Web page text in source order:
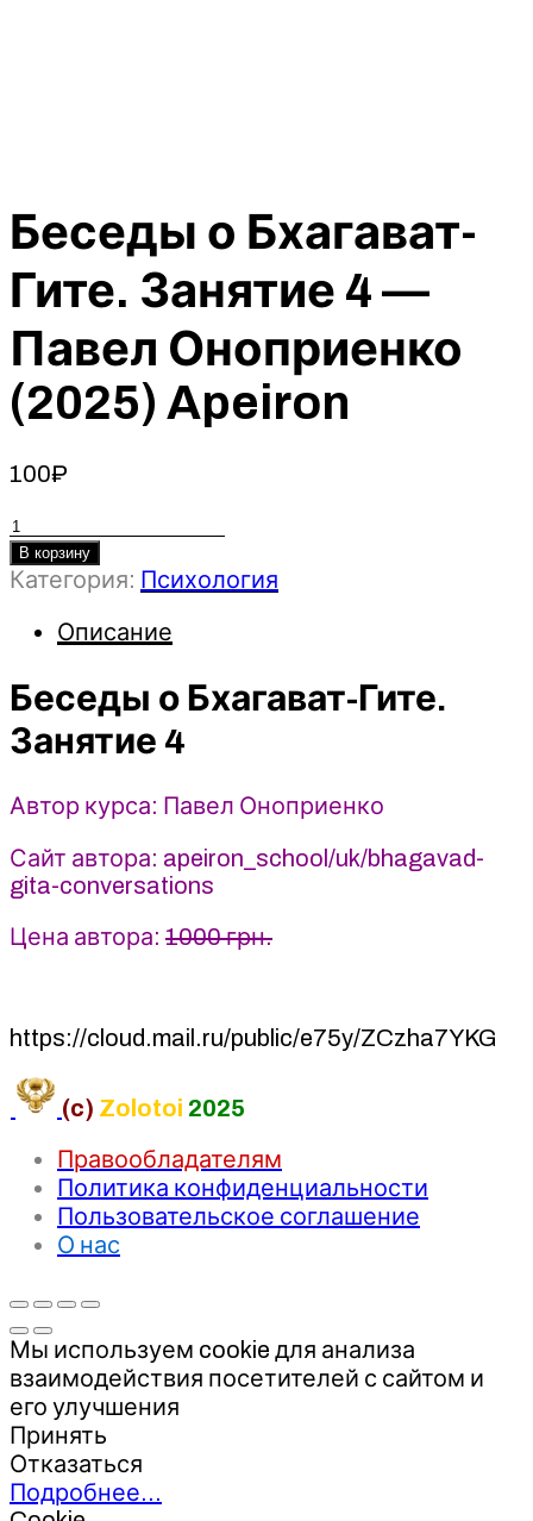
Беседы о Бхагават-
Гите. Занятие 4 —
Павел Оноприенко
(2025) Apeiron
100₽
Количество
товара
Беседы
Бхагават-
Занятие
4
-
Оноприенко
Apeiron
В корзину
Категория: Психология
Описание
Беседы о Бхагават-Гите.
Занятие 4
Автор курса: Павел Оноприенко
Сайт автора: apeiron_school/uk/bhagavad-
gita-conversations
Цена автора: 1000 грн.
https://cloud.mail.ru/public/e75y/ZCzha7YKG
(c) Zolotoi 2025
Правообладателям
Политика конфиденциальности
Пользовательское соглашение
О нас
Мы используем cookie для анализа
взаимодействия посетителей с сайтом и
его улучшения
Принять
Отказаться
Подробнее…